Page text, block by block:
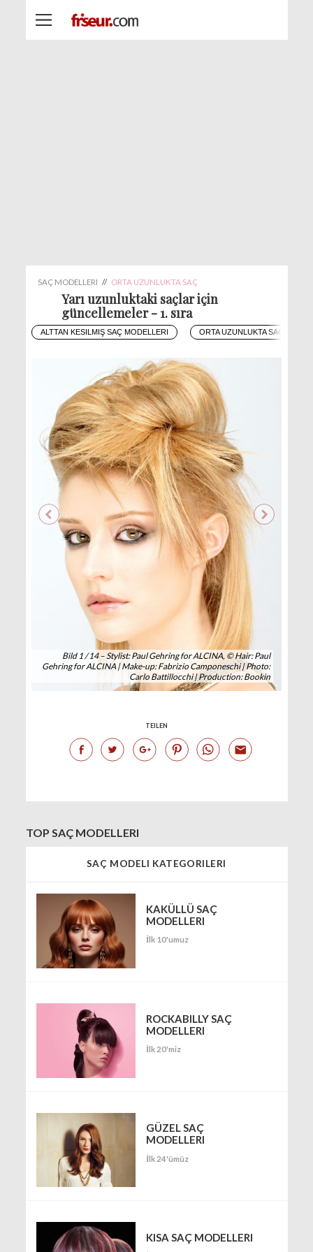
SAÇ MODELLERI // ORTA UZUNLUKTA SAÇ
Yarı uzunluktaki saçlar için
güncellemeler - 1. sıra
ALTTAN KESILMIŞ SAÇ MODELLERI ORTA UZUNLUKTA SAÇ
Bild 1 / 14 – Stylist: Paul Gehring for ALCINA, © Hair: Paul
Gehring for ALCINA | Make-up: Fabrizio Camponeschi | Photo:
Carlo Battillocchi | Production: Bookin
TEILEN
TOP SAÇ MODELLERI
SAÇ MODELI KATEGORILERI
KAKÜLLÜ SAÇ
MODELLERI
İlk 10'umuz
ROCKABILLY SAÇ
MODELLERI
İlk 20'miz
GÜZEL SAÇ
MODELLERI
İlk 24'ümüz
KISA SAÇ MODELLERI